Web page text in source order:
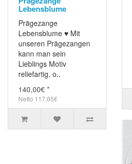
Lebensblume
Prägezange
Lebensblume ♥ Mit
unseren Prägezangen
kann man sein
Lieblings Motiv
reliefartig, o..
140,00€ *
Netto 117,65€